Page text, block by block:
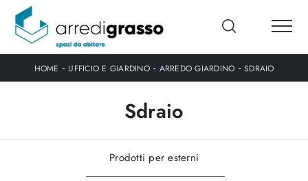
HOME - UFFICIO E GIARDINO- ARREDO GIARDINO - SDRAIO
Sdraio
Prodotti per esterni